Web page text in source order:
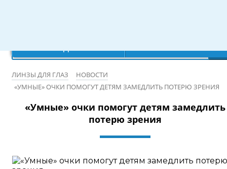
ЛИНЗЫ ДЛЯ ГЛАЗ
НОВОСТИ
«УМНЫЕ» ОЧКИ ПОМОГУТ ДЕТЯМ ЗАМЕДЛИТЬ ПОТЕРЮ ЗРЕНИЯ
«Умные» очки помогут детям замедлить
потерю зрения